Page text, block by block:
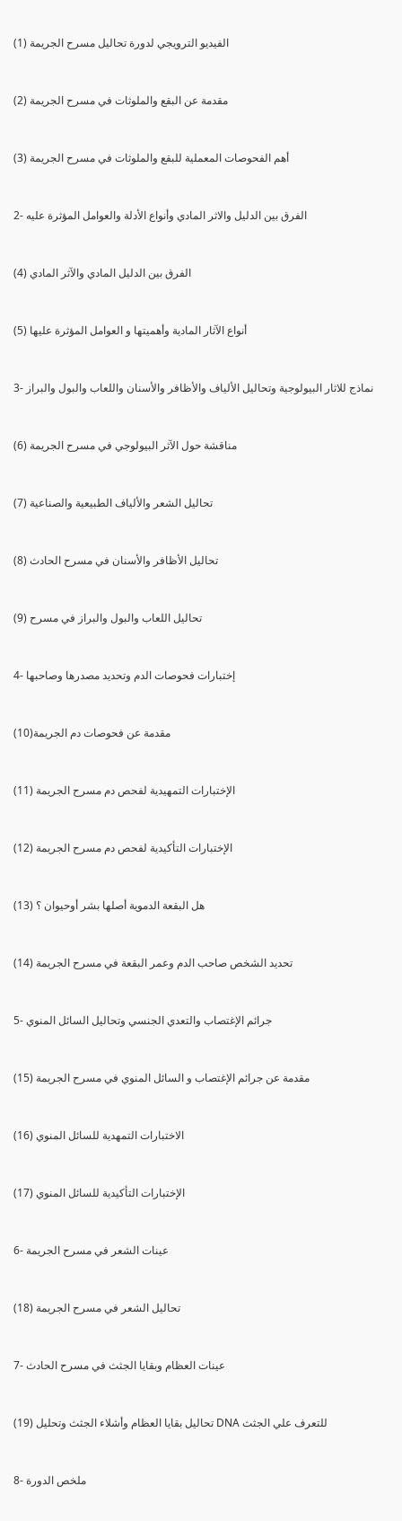
(1) الفيديو الترويجي لدورة تحاليل مسرح الجريمة
(2) مقدمة عن البقع والملوثات في مسرح الجريمة
(3) أهم الفحوصات المعملية للبقع والملوثات في مسرح الجريمة
2- الفرق بين الدليل والاثر المادي وأنواع الأدلة والعوامل المؤثرة عليه
(4) الفرق بين الدليل المادي والآثر المادي
(5) أنواع الآثار المادية وأهميتها و العوامل المؤثرة عليها
3- نماذج للاثار البيولوجية وتحاليل الألياف والأظافر والأسنان واللعاب والبول والبراز
(6) مناقشة حول الآثر البيولوجي في مسرح الجريمة
(7) تحاليل الشعر والألياف الطبيعية والصناعية
(8) تحاليل الأظافر والأسنان في مسرح الحادث
(9) تحاليل اللعاب والبول والبراز في مسرح
4- إختبارات فحوصات الدم وتحديد مصدرها وصاحبها
(10)مقدمة عن فحوصات دم الجريمة
(11) الإختبارات التمهيدية لفحص دم مسرح الجريمة
(12) الإختبارات التأكيدية لفحص دم مسرح الجريمة
(13) هل البقعة الدموية أصلها بشر أوحيوان ؟
(14) تحديد الشخص صاحب الدم وعمر البقعة في مسرح الجريمة
5- جرائم الإغتصاب والتعدي الجنسي وتحاليل السائل المنوي
(15) مقدمة عن جرائم الإغتصاب و السائل المنوي في مسرح الجريمة
(16) الاختبارات التمهدية للسائل المنوي
(17) الإختبارات التأكيدية للسائل المنوي
6- عينات الشعر في مسرح الجريمة
(18) تحاليل الشعر في مسرح الجريمة
7- عينات العظام وبقايا الجثث في مسرح الحادث
(19) تحاليل بقايا العظام وأشلاء الجثث وتحليل DNA للتعرف علي الجثث
8- ملخص الدورة